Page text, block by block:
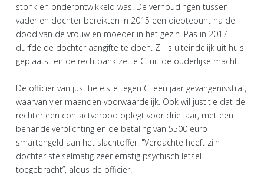
stonk en onderontwikkeld was. De verhoudingen tussen
vader en dochter bereikten in 2015 een dieptepunt na de
dood van de vrouw en moeder in het gezin. Pas in 2017
durfde de dochter aangifte te doen. Zij is uiteindelijk uit huis
geplaatst en de rechtbank zette C. uit de ouderlijke macht.
De officier van justitie eiste tegen C. een jaar gevangenisstraf,
waarvan vier maanden voorwaardelijk. Ook wil justitie dat de
rechter een contactverbod oplegt voor drie jaar, met een
behandelverplichting en de betaling van 5500 euro
smartengeld aan het slachtoffer. "Verdachte heeft zijn
dochter stelselmatig zeer ernstig psychisch letsel
toegebracht”, aldus de officier.